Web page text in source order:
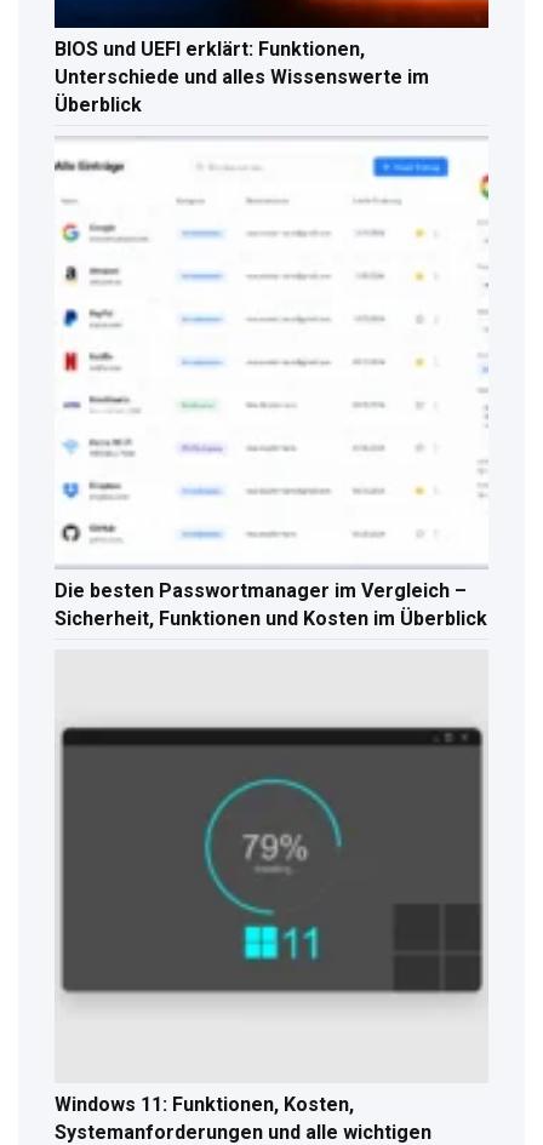
BIOS und UEFI erklärt: Funktionen,
Unterschiede und alles Wissenswerte im
Überblick
Die besten Passwortmanager im Vergleich –
Sicherheit, Funktionen und Kosten im Überblick
Windows 11: Funktionen, Kosten,
Systemanforderungen und alle wichtigen